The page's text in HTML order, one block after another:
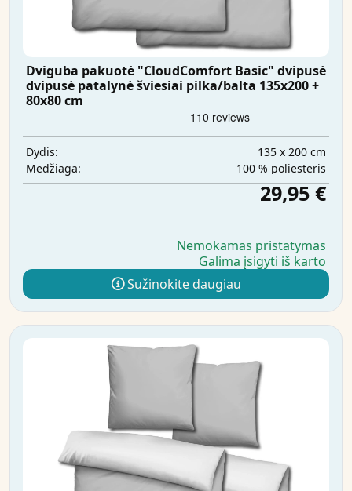
Dviguba pakuotė "CloudComfort Basic" dvipusė
dvipusė patalynė šviesiai pilka/balta 135x200 +
80x80 cm
Dydis:
135 x 200 cm
Medžiaga:
100 % poliesteris
29,95 €
Nemokamas pristatymas
Galima įsigyti iš karto
Sužinokite daugiau